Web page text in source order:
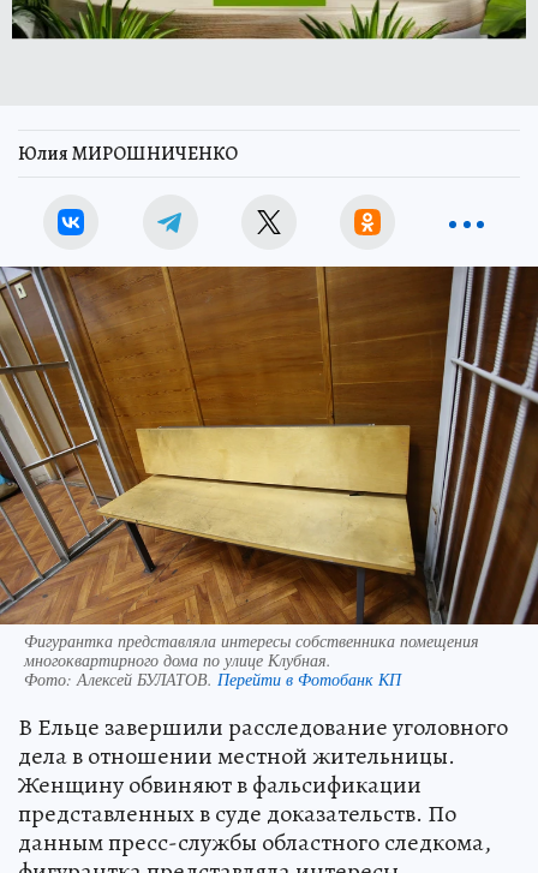
Юлия МИРОШНИЧЕНКО
Фигурантка представляла интересы собственника помещения
многоквартирного дома по улице Клубная.
Фото: Алексей БУЛАТОВ. Перейти в Фотобанк КП
В Ельце завершили расследование уголовного
дела в отношении местной жительницы.
Женщину обвиняют в фальсификации
представленных в суде доказательств. По
данным пресс-службы областного следкома,